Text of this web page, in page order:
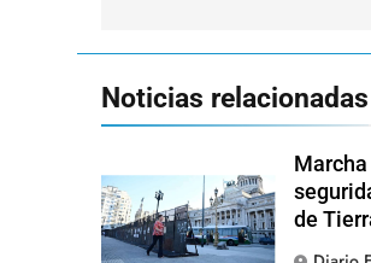
Noticias relacionadas
de